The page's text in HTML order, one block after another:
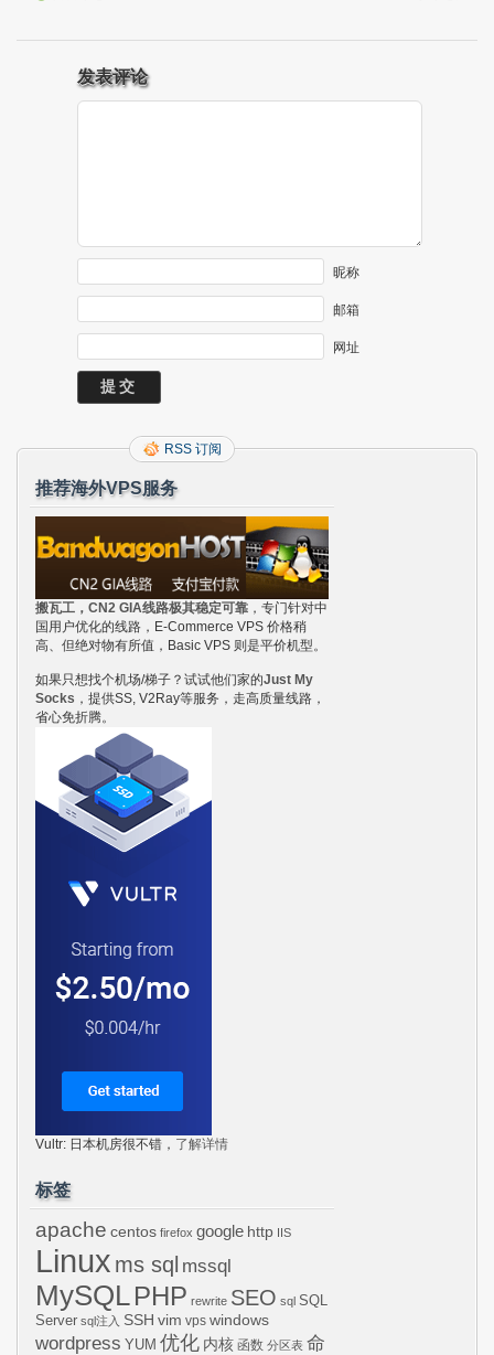
发表评论
昵称
邮箱
网址
RSS 订阅
推荐海外VPS服务
搬瓦工，CN2 GIA线路极其稳定可靠 ，专门针对中
国用户优化的线路，E-Commerce VPS 价格稍
高、但绝对物有所值，Basic VPS 则是平价机型。
如果只想找个机场/梯子？试试他们家的Just My
Socks ，提供SS, V2Ray等服务，走高质量线路，
省心免折腾。
Vultr: 日本机房很不错， 了解详情
标签
apache centos firefox google http IIS
Linux ms sql mssql
MySQLPHP rewrite SEO sql SQL
Server sql注入 SSH vim vps windows
wordpress YUM 优化 内核 函数 分区表 命